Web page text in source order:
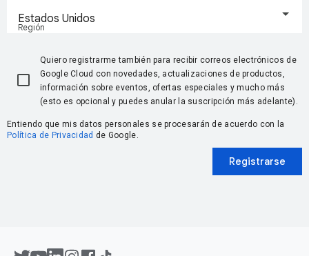
Región
Estados Unidos
Quiero registrarme también para recibir correos electrónicos de
Google Cloud con novedades, actualizaciones de productos,
información sobre eventos, ofertas especiales y mucho más
(esto es opcional y puedes anular la suscripción más adelante).
Entiendo que mis datos personales se procesarán de acuerdo con la
Política de Privacidad de Google.
Registrarse